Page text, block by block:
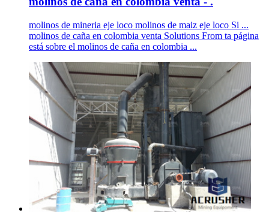
molinos de mineria eje loco molinos de maiz eje loco Si ...
molinos de caña en colombia venta Solutions From ta página
está sobre el molinos de caña en colombia ...